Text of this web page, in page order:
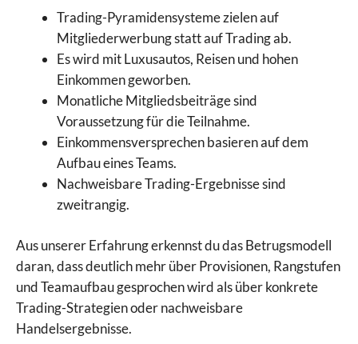
Trading-Pyramidensysteme zielen auf
Mitgliederwerbung statt auf Trading ab.
Es wird mit Luxusautos, Reisen und hohen
Einkommen geworben.
Monatliche Mitgliedsbeiträge sind
Voraussetzung für die Teilnahme.
Einkommensversprechen basieren auf dem
Aufbau eines Teams.
Nachweisbare Trading-Ergebnisse sind
zweitrangig.
Aus unserer Erfahrung erkennst du das Betrugsmodell
daran, dass deutlich mehr über Provisionen, Rangstufen
und Teamaufbau gesprochen wird als über konkrete
Trading-Strategien oder nachweisbare
Handelsergebnisse.